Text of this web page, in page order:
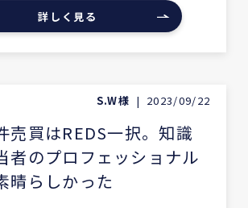
詳しく見る
S.W様 | 2023/09/22
売買はREDS一択。知識
者のプロフェッショナル
晴らしかった